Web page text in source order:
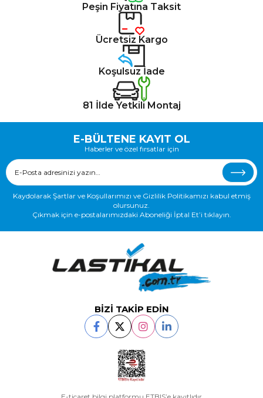
Peşin Fiyatına Taksit
Ücretsiz Kargo
Koşulsuz İade
81 İlde Yetkili Montaj
E-BÜLTENE KAYIT OL
Haberler ve özel fırsatlar için
Kaydolarak Şartlar ve Koşullarımızı ve Gizlilik Politikamızı kabul etmiş
olursunuz.
Çıkmak için e-postalarımızdaki Aboneliği İptal Et’i tıklayın.
BİZİ TAKİP EDİN